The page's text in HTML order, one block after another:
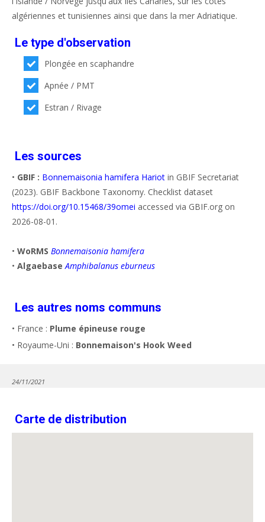
algériennes et tunisiennes ainsi que dans la mer Adriatique.
Le type d'observation
Plongée en scaphandre
Apnée / PMT
Estran / Rivage
Les sources
• GBIF : Bonnemaisonia hamifera Hariot in GBIF Secretariat
(2023). GBIF Backbone Taxonomy. Checklist dataset
https://doi.org/10.15468/39omei accessed via GBIF.org on
2026-08-01.
• WoRMS Bonnemaisonia hamifera
• Algaebase Amphibalanus eburneus
Les autres noms communs
• France : Plume épineuse rouge
• Royaume-Uni : Bonnemaison's Hook Weed
24/11/2021
Carte de distribution